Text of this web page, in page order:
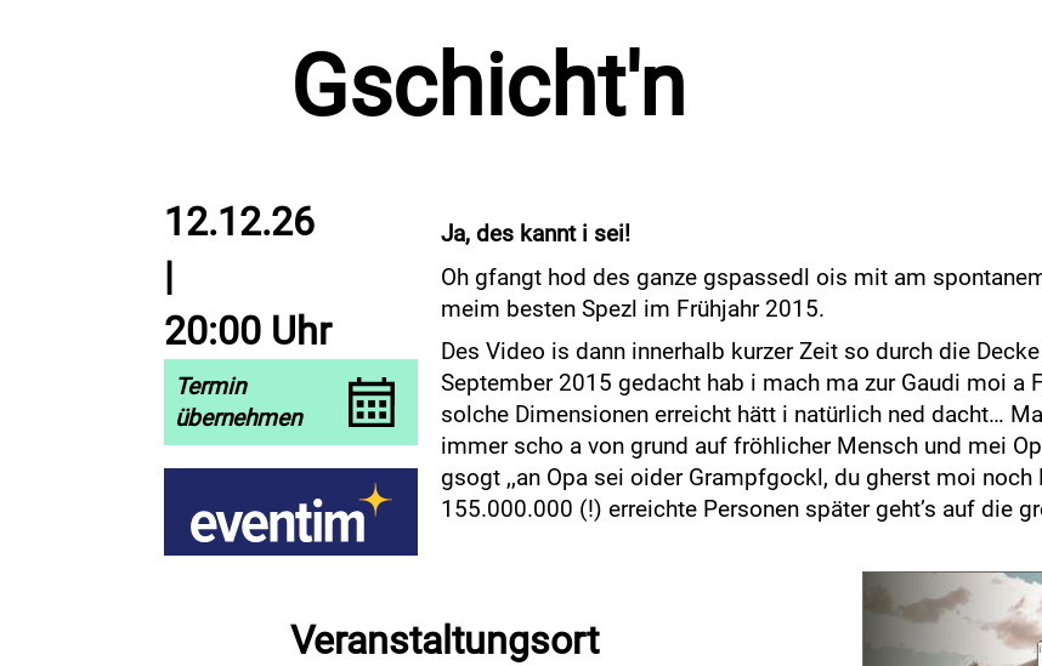
Gschicht'n
12.12.26
20:00 Uhr
Termin
übernehmen
Ja, des kannt i sei!
Oh gfangt hod des ganze gspassedl ois mit am
meim besten Spezl im Frühjahr 2015.
Des Video is dann innerhalb kurzer Zeit so durch die
September 2015 gedacht hab i mach ma zur Gaudi moi a
solche Dimensionen erreicht hätt i natürlich ned dacht…
immer scho a von grund auf fröhlicher Mensch und mei
gsogt ,,an Opa sei oider Grampfgockl, du gherst moi noch
155.000.000 (!) erreichte Personen später geht’s auf die
Veranstaltungsort